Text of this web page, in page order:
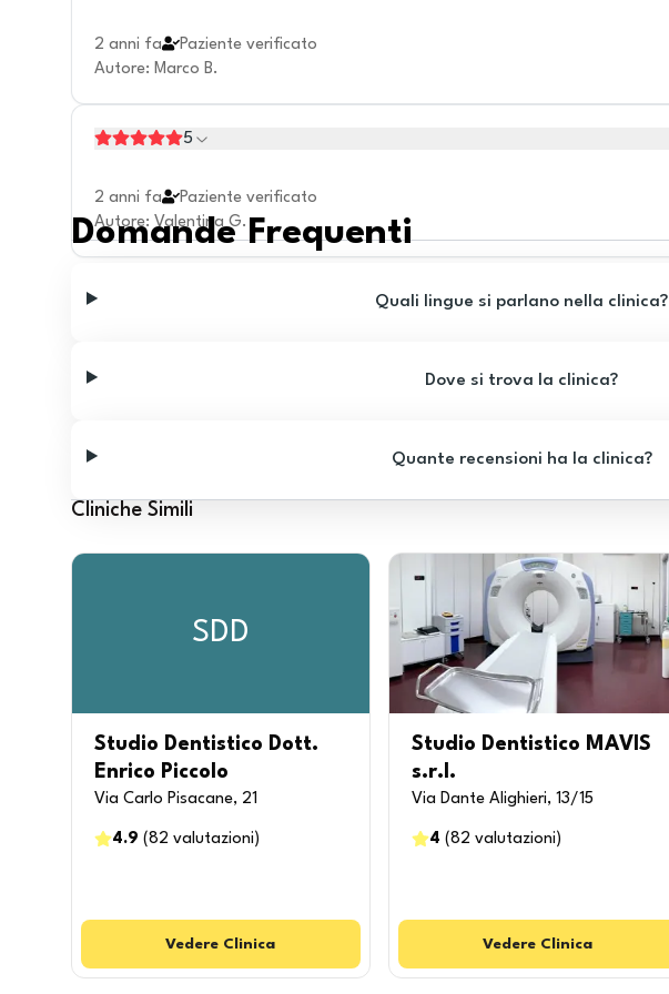
2 anni fa
Paziente verificato
Autore: Marco B.
5
2 anni fa
Paziente verificato
Autore: Valentina G.
Domande Frequenti
Quali lingue si parlano nella clinica?
Dove si trova la clinica?
Quante recensioni ha la clinica?
Cliniche Simili
SDD
Studio Dentistico Dott.
Enrico Piccolo
Via Carlo Pisacane, 21
4.9 (82 valutazioni )
Vedere Clinica
Studio Dentistico MAVIS
s.r.l.
Via Dante Alighieri, 13/15
4 (82 valutazioni )
Vedere Clinica